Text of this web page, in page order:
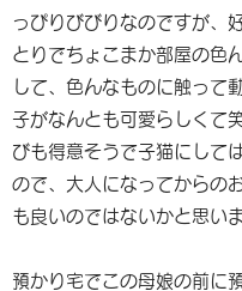
っぴりびびりなのですが、
とりでちょこまか部屋の色
して、色んなものに触って
子がなんとも可愛らしくて
びも得意そうで子猫にして
ので、大人になってからの
も良いのではないかと思いま
預かり宅でこの母娘の前に